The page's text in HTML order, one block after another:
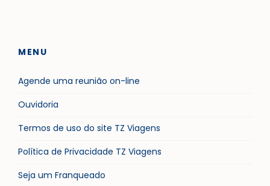
MENU
Agende uma reunião on-line
Ouvidoria
Termos de uso do site TZ Viagens
Política de Privacidade TZ Viagens
Seja um Franqueado